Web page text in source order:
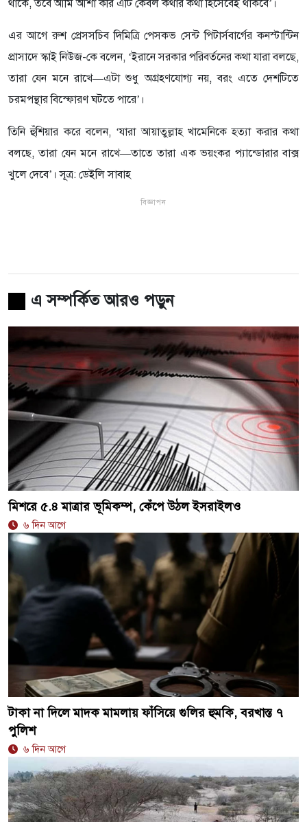
থাকে, তবে আমি আশা করি এটি কেবল কথার কথা হিসেবেই থাকবে’।
এর আগে রুশ প্রেসসচিব দিমিত্রি পেসকভ সেন্ট পিটার্সবার্গের কনস্টান্টিন
প্রাসাদে স্কাই নিউজ-কে বলেন, ‘ইরানে সরকার পরিবর্তনের কথা যারা বলছে,
তারা যেন মনে রাখে—এটা শুধু অগ্রহণযোগ্য নয়, বরং এতে দেশটিতে
চরমপন্থার বিস্ফোরণ ঘটতে পারে’।
তিনি হুঁশিয়ার করে বলেন, ‘যারা আয়াতুল্লাহ খামেনিকে হত্যা করার কথা
বলছে, তারা যেন মনে রাখে—তাতে তারা এক ভয়ংকর প্যান্ডোরার বাক্স
খুলে দেবে’। সূত্র: ডেইলি সাবাহ
বিজ্ঞাপন
এ সম্পর্কিত আরও পড়ুন
মিশরে ৫.৪ মাত্রার ভূমিকম্প, কেঁপে উঠল ইসরাইলও
৬ দিন আগে
টাকা না দিলে মাদক মামলায় ফাঁসিয়ে গুলির হুমকি, বরখাস্ত ৭
পুলিশ
৬ দিন আগে